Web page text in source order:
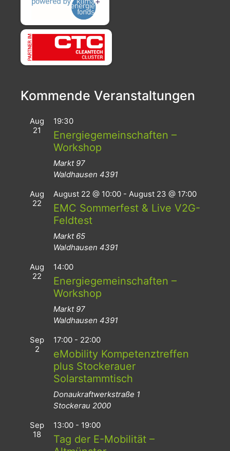
Kommende Veranstaltungen
Aug
21
19:30
Energiegemeinschaften –
Workshop
Markt 97
Waldhausen 4391
Aug
22
August 22 @ 10:00 - August 23 @ 17:00
EMC Sommerfest & Live V2G-
Feldtest
Markt 65
Waldhausen 4391
Aug
22
14:00
Energiegemeinschaften –
Workshop
Markt 97
Waldhausen 4391
Sep
2
17:00 - 22:00
eMobility Kompetenztreffen
plus Stockerauer
Solarstammtisch
Donaukraftwerkstraße 1
Stockerau 2000
Sep
18
13:00 - 19:00
Tag der E-Mobilität –